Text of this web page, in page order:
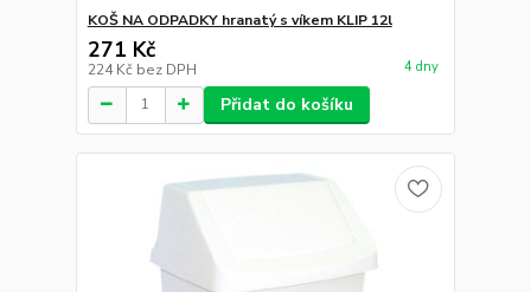
KOŠ NA ODPADKY hranatý s víkem KLIP 12l
271 Kč
224 Kč bez DPH 4 dny
Přidat do košíku